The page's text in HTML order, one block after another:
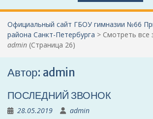
Официальный сайт ГБОУ гимназии №66
района Санкт-Петербурга > Смотреть все
admin (Страница 26)
Автор: admin
ПОСЛЕДНИЙ ЗВОНОК
28.05.2019 admin